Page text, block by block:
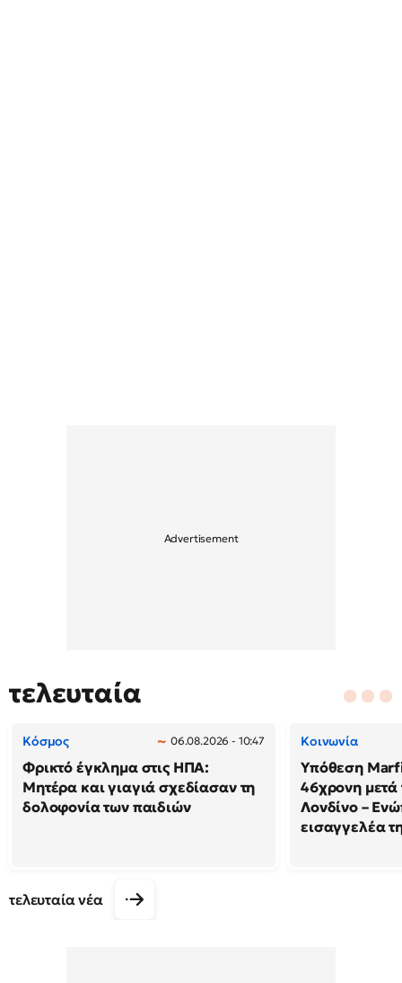
τελευταία
Κόσμος 06.08.2026 - 10:47
Φρικτό έγκλημα στις ΗΠΑ:
Μητέρα και γιαγιά σχεδίασαν τη
δολοφονία των παιδιών
Κοινωνία
Υπόθεση
46χρονη μετά
Λονδίνο –
εισαγγελέα
τελευταία νέα